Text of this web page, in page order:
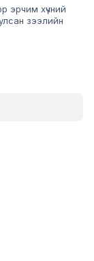
эрчим хүчний
зээлийн